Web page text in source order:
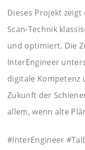
Dieses Projekt
Scan-Technik
und optimiert. Die
InterEngineer
digitale Kompetenz
Zukunft der
allem, wenn alte
#InterEngineer